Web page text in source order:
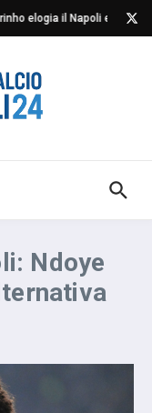
elogia il Napoli e critica
Ndoye